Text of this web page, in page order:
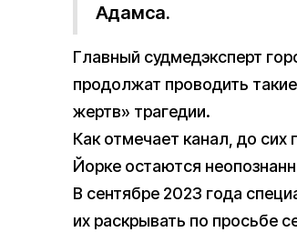
Адамса.
Главный судмедэксперт
продолжат проводить
жертв» трагедии.
Как отмечает канал, до сих
Йорке остаются
В сентябре 2023 года
их раскрывать по просьбе